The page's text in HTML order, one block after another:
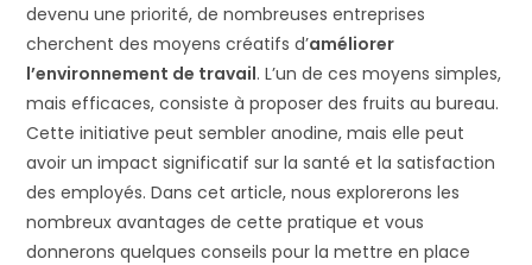
devenu une priorité, de nombreuses entreprises
cherchent des moyens créatifs d’améliorer
l’environnement de travail. L’un de ces moyens simples,
mais efficaces, consiste à proposer des fruits au bureau.
Cette initiative peut sembler anodine, mais elle peut
avoir un impact significatif sur la santé et la satisfaction
des employés. Dans cet article, nous explorerons les
nombreux avantages de cette pratique et vous
donnerons quelques conseils pour la mettre en place